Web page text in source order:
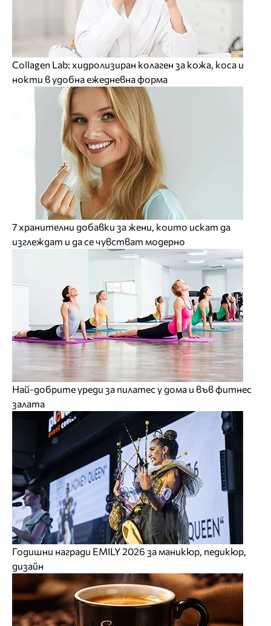
Collagen Lab: хидролизиран колаген за кожа, коса и
нокти в удобна ежедневна форма
7 хранителни добавки за жени, които искат да
изглеждат и да се чувстват модерно
Най-добрите уреди за пилатес у дома и във фитнес
залата
Годишни награди EMILY 2026 за маникюр, педикюр,
дизайн